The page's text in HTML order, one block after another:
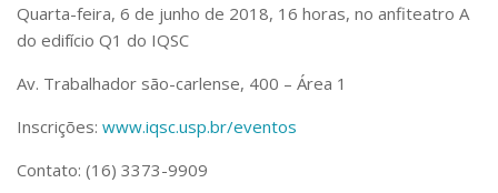
Quarta-feira, 6 de junho de 2018, 16 horas, no anfiteatro A
do edifício Q1 do IQSC
Av. Trabalhador são-carlense, 400 – Área 1
Inscrições: www.iqsc.usp.br/eventos
Contato: (16) 3373-9909